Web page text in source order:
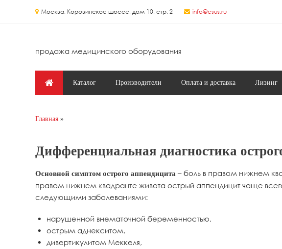
Москва, Коровинское шоссе, дом 10, стр. 2 info@esus.ru
продажа медицинского оборудования
Главное менюКаталог Производители Оплата и доставка Лизинг
Вы здесь
Главная
Дифференциальная диагностика
Основной симптом острого аппендицита – боль в правом нижнем
правом нижнем квадранте живота острый аппендицит чаще
следующими заболеваниями:
нарушенной внематочной беременностью,
острым аднекситом,
дивертикулитом Меккеля,